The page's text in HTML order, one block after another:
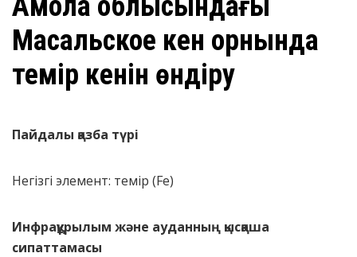
Масальское кен орнында
темір кенін өндіру
Пайдалы қазба түрі
Негізгі элемент: темір (Fe)
Инфрақұрылым және ауданның қысқаша
сипаттамасы